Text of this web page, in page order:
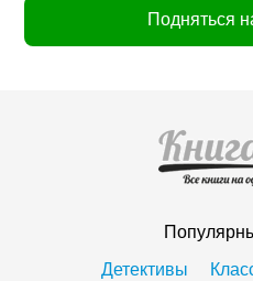
Подняться
Детективы